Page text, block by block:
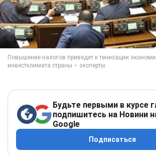
Будьте первыми в курсе
подпишитесь на Новини
Google
Подписаться